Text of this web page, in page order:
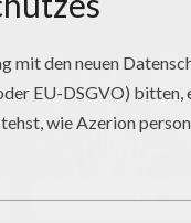
Ponystreifen In Moskau